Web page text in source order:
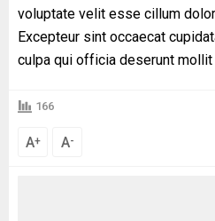
voluptate velit esse cillum
Excepteur sint occaecat
culpa qui officia deserunt mollit
166
A+ A-